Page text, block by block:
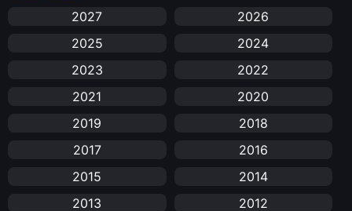
Amazon Prime
Anal (ประตูหลัง)
Animation การ์ตูน
Animation อนิเมะ
2027
2026
2025
2024
2023
2022
2021
2020
2019
2018
2017
2016
2015
2014
2013
2012